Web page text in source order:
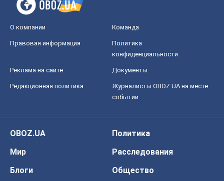
О компании Команда
Правовая информация
Политика
конфиденциальности
Реклама на сайте Документы
Редакционная политика
Журналисты OBOZ.UA на месте
событий
OBOZ.UA
Политика
Мир
Расследования
Блоги
Общество